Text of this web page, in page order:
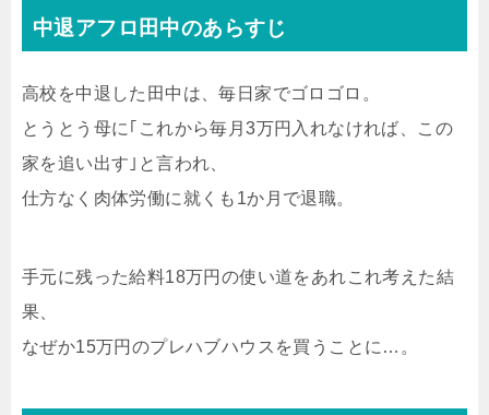
中退アフロ田中のあらすじ
高校を中退した田中は、毎日家でゴロゴロ。
とうとう母に｢これから毎月3万円入れなければ、この
家を追い出す｣と言われ、
仕方なく肉体労働に就くも1か月で退職。
手元に残った給料18万円の使い道をあれこれ考えた結
果、
なぜか15万円のプレハブハウスを買うことに…。